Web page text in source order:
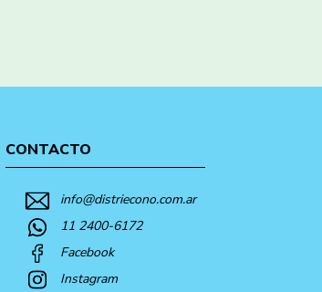
CONTACTO
info@distriecono.com.ar
11 2400-6172
Facebook
Instagram